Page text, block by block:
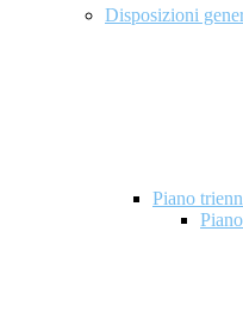
Disposizioni
Piano